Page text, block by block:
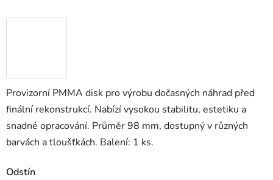
Provizorní PMMA disk pro výrobu dočasných náhrad před
finální rekonstrukcí. Nabízí vysokou stabilitu, estetiku a
snadné opracování. Průměr 98 mm, dostupný v různých
barvách a tloušťkách. Balení: 1 ks.
Odstín